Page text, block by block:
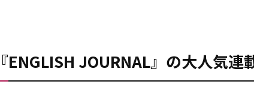
ENGLISH JOURNAL』の大人気連